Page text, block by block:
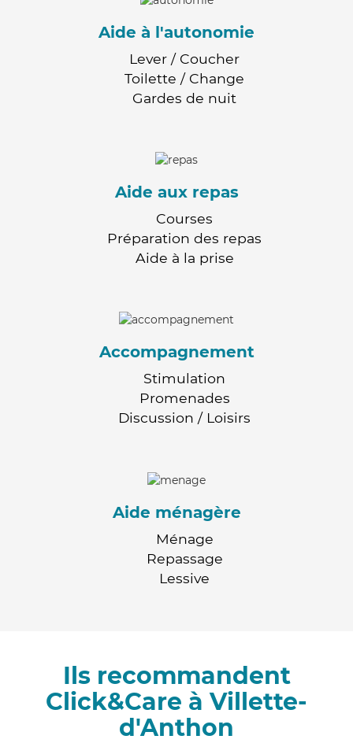
Aide à l'autonomie
Lever / Coucher
Toilette / Change
Gardes de nuit
Aide aux repas
Courses
Préparation des repas
Aide à la prise
Accompagnement
Stimulation
Promenades
Discussion / Loisirs
Aide ménagère
Ménage
Repassage
Lessive
Ils recommandent
Click&Care à Villette-
d'Anthon